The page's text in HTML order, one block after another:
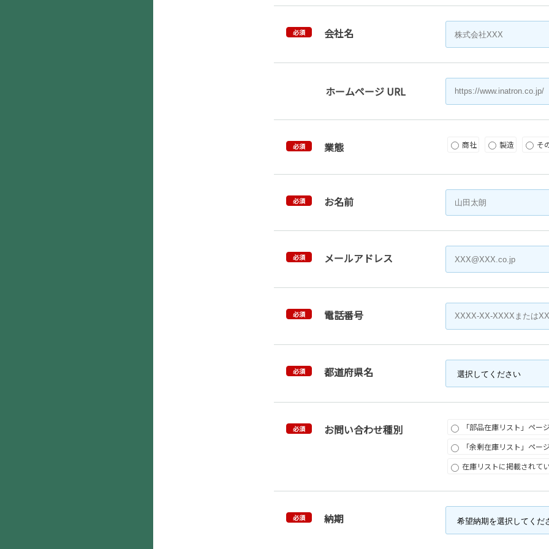
必須 会社名
ホームページ URL
必須 業態 商社 製造 そ
必須 お名前
必須 メールアドレス
必須 電話番号
必須 都道府県名
必須 お問い合わせ種別
「部品在庫リスト」ペー
「余剰在庫リスト」ペー
在庫リストに掲載されて
必須 納期